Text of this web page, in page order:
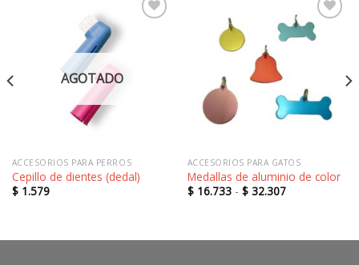
ACCESORIOS PARA PERROS
Cepillo de dientes (dedal)
$1.579
deseos
ACCESORIOS PARA GATOS
Medallas de aluminio de color
$16.733 - $32.307Rango
hasta